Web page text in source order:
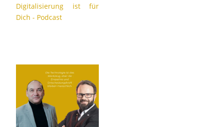
Digitalisierung ist für
Dich - Podcast